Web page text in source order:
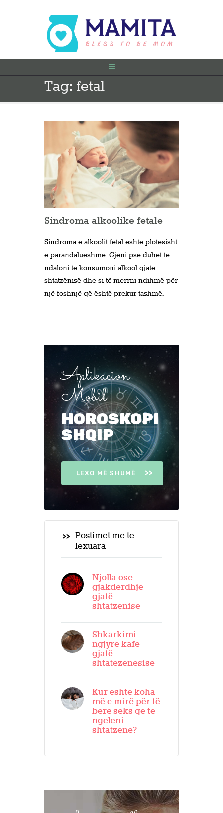
Tag: fetal
FILLIMI
PARA SHTATËZANIE
VITI I PARË
KONTAKT
Sindroma alkoolike fetale
Sindroma e alkoolit fetal është plotësisht
e parandalueshme. Gjeni pse duhet të
ndaloni të konsumoni alkool gjatë
shtatzënisë dhe si të merrni ndihmë për
një foshnjë që është prekur tashmë.
Aplikacion
Mobil
HOROSKOPI
SHQIP
LEXO MË SHUMË
Postimet më të
lexuara
Njolla ose
gjakderdhje
gjatë
shtatzënisë
Shkarkimi
ngjyrë kafe
gjatë
shtatëzënësisë
Kur është koha
më e mirë për të
bërë seks që të
ngeleni
shtatzënë?